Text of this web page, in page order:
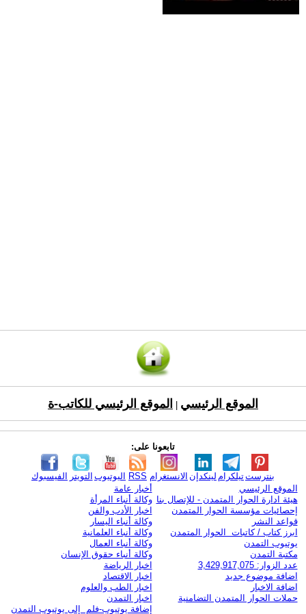
الموقع الرئيسي الموقع الرئيسي للكاتب-ة
تابعونا على:
الفيسبوك التويتر اليوتيوب RSS الانستغرام لينكدإن تيلكرامبنترست
الموقع الرئيسي
هيئة ادارة الحوار المتمدن - للإتصال بنا
إحصائيات مؤسسة الحوار المتمدن
قواعد النشر
ابرز كتاب / كاتبات الحوار المتمدن
يوتيوب التمدن
مكتبة التمدن
عدد الزوار: 3,429,917,075
اضافة موضوع جديد
اضافة الاخبار
حملات الحوار المتمدن التضامنية
أخبار عامة
وكالة أنباء المرأة
اخبار الأدب والفن
وكالة أنباء اليسار
وكالة أنباء العلمانية
وكالة أنباء العمال
وكالة أنباء حقوق الإنسان
اخبار الرياضة
اخبار الاقتصاد
اخبار الطب والعلوم
اخبار التمدن
إضافة يوتيوب-فلم إلى يوتيوب التمدن